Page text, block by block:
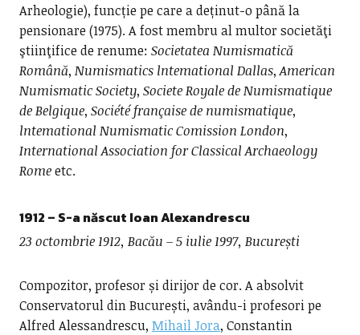
Arheologie), funcție pe care a deținut-o până la
pensionare (1975). A fost membru al multor societăţi
ştiinţifice de renume: Societatea Numismatică
Română, Numismatics lntemational Dallas,American
Numismatic Society, Societe Royale de Numismatique
de Belgique, Société française de numismatique,
lntemational Numismatic Comission London,
International Association for Classical Archaeology
Romeetc.
1912 – S-a născut Ioan Alexandrescu
23 octombrie 1912, Bacău – 5 iulie 1997, București
Compozitor, profesor și dirijor de cor. A absolvit
Conservatorul din București, avându-i profesori pe
Alfred Alessandrescu, Mihail Jora, Constantin